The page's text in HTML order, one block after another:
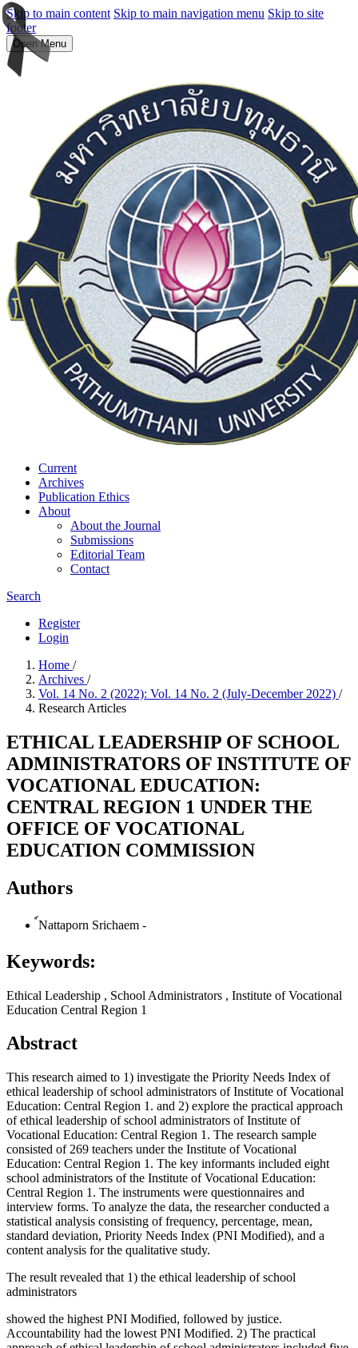
Skip to main content Skip to main navigation menu Skip to site
footer
Open Menu
Current
Archives
Publication Ethics
About
About the Journal
Submissions
Editorial Team
Contact
Search
Register
Login
Home /
Archives /
Vol. 14 No. 2 (2022): Vol. 14 No. 2 (July-December 2022) /
Research Articles
ETHICAL LEADERSHIP OF SCHOOL
ADMINISTRATORS OF INSTITUTE OF
VOCATIONAL EDUCATION:
CENTRAL REGION 1 UNDER THE
OFFICE OF VOCATIONAL
EDUCATION COMMISSION
Authors
์Nattaporn Srichaem -
Keywords:
Ethical Leadership , School Administrators , Institute of Vocational
Education Central Region 1
Abstract
This research aimed to 1) investigate the Priority Needs Index of
ethical leadership of school administrators of Institute of Vocational
Education: Central Region 1. and 2) explore the practical approach
of ethical leadership of school administrators of Institute of
Vocational Education: Central Region 1. The research sample
consisted of 269 teachers under the Institute of Vocational
Education: Central Region 1. The key informants included eight
school administrators of the Institute of Vocational Education:
Central Region 1. The instruments were questionnaires and
interview forms. To analyze the data, the researcher conducted a
statistical analysis consisting of frequency, percentage, mean,
standard deviation, Priority Needs Index (PNI Modified), and a
content analysis for the qualitative study.
The result revealed that 1) the ethical leadership of school
administrators
showed the highest PNI Modified, followed by justice.
Accountability had the lowest PNI Modified. 2) The practical